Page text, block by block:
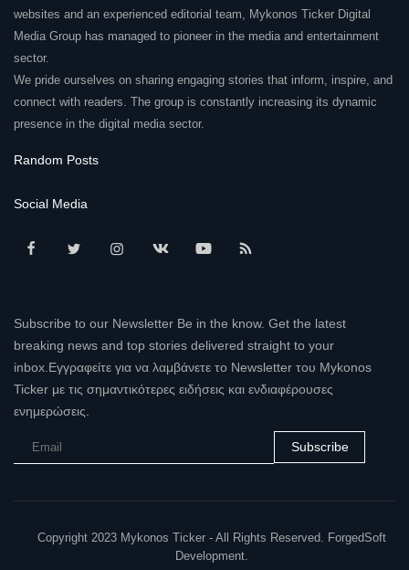
websites and an experienced editorial team, Mykonos Ticker Digital
Media Group has managed to pioneer in the media and entertainment
sector.
We pride ourselves on sharing engaging stories that inform, inspire, and
connect with readers. The group is constantly increasing its dynamic
presence in the digital media sector.
Random Posts
Social Media
Subscribe to our Newsletter Be in the know. Get the latest
breaking news and top stories delivered straight to your
inbox.Εγγραφείτε για να λαμβάνετε το Newsletter του Mykonos
Ticker με τις σημαντικότερες ειδήσεις και ενδιαφέρουσες
ενημερώσεις.
Subscribe
Copyright 2023 Mykonos Ticker - All Rights Reserved. ForgedSoft
Development.